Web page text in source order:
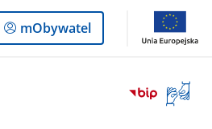
Logowanie
do
mObywatel
Otwórz
okno